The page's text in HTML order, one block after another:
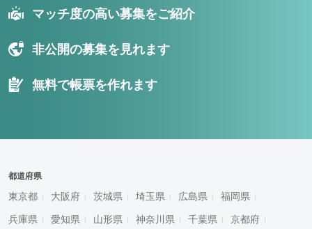
マッチ度の高い募集をご紹介
非公開の募集を見れます
無料で帳票を作れます
都道府県
東京都 大阪府 茨城県 埼玉県 広島県 福岡県
兵庫県 愛知県 山形県 神奈川県 千葉県 京都府